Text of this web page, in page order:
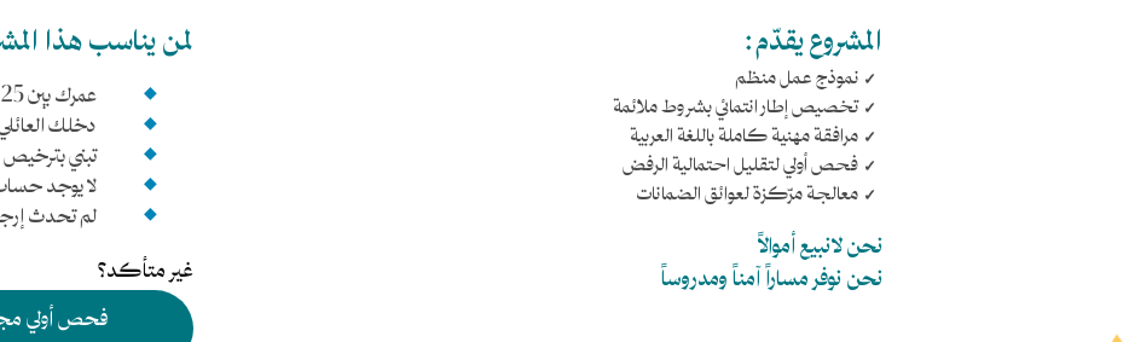
لمن يناسب هذا
عمرك بين 25 – 55 سنة
دخلك العائلي الصافي
تبني
لا يوجد
لم تحدث
غير متأكد؟
فحص أولي
المشروع يقدّم:
نموذج عمل منظم
تخصيص إطار انتمائي بشروط ملائمة
مرافقة مهنية كاملة باللغة العربية
فحص أولي لتقليل احتمالية الرفض
معالجة مرّكزة لعوائق الضمانات
نحن لانبيع أموالاً
نحن نوفر مساراً آمناً ومدروساً